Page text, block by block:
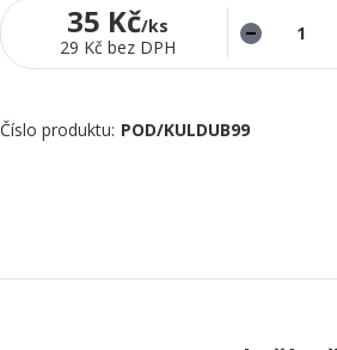
35 Kč/ks
29 Kč bez DPH
Číslo produktu: POD/KULDUB99